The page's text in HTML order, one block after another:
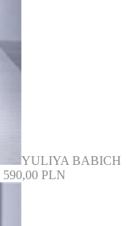
YULIYA BABICH
590,00 PLN